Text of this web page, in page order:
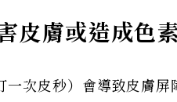
皮膚或造成色
一次皮秒）會導致皮膚